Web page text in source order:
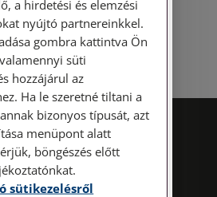
telefonon
időpontegyeztetés után,
érhető el.
Hungária körút
Pontos megközelítési
– Elérhetőségeink
érhető el.
és fenntartható
elkötelezettségünk
a hirdetési és elemzési
nyújtó partnereinkkel.
gombra kattintva Ön
süti
hozzájárul az
Ha le szeretné tiltani a
bizonyos típusát, azt
menüpont alatt
böngészés előtt
sütikezelésről